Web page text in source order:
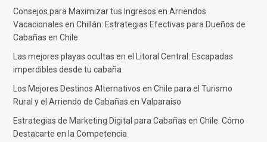
Consejos para Maximizar tus Ingresos en Arriendos
Vacacionales en Chillán: Estrategias Efectivas para Dueños de
Cabañas en Chile
Las mejores playas ocultas en el Litoral Central: Escapadas
imperdibles desde tu cabaña
Los Mejores Destinos Alternativos en Chile para el Turismo
Rural y el Arriendo de Cabañas en Valparaíso
Estrategias de Marketing Digital para Cabañas en Chile: Cómo
Destacarte en la Competencia